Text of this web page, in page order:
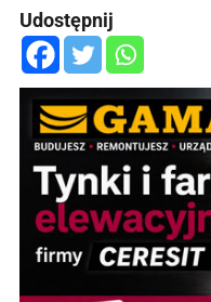
Udostępnij